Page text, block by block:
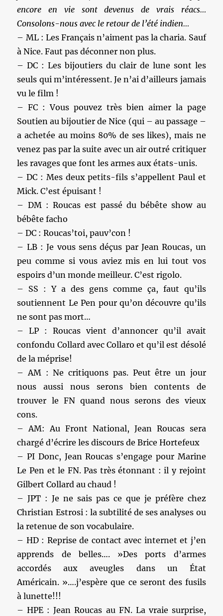
encore en vie sont devenus de vrais réacs…
Consolons-nous avec le retour de l’été indien…
– ML : Les Français n’aiment pas la charia. Sauf
à Nice. Faut pas déconner non plus.
– DC : Les bijoutiers du clair de lune sont les
seuls qui m’intéressent. Je n’ai d’ailleurs jamais
vu le film !
– FC : Vous pouvez très bien aimer la page
Soutien au bijoutier de Nice (qui – au passage –
a achetée au moins 80% de ses likes), mais ne
venez pas par la suite avec un air outré critiquer
les ravages que font les armes aux états-unis.
– DC : Mes deux petits-fils s’appellent Paul et
Mick. C’est épuisant !
– DM : Roucas est passé du bébête show au
bébête facho
– DC : Roucas’toi, pauv’con !
– LB : Je vous sens déçus par Jean Roucas, un
peu comme si vous aviez mis en lui tout vos
espoirs d’un monde meilleur. C’est rigolo.
– SS : Y a des gens comme ça, faut qu’ils
soutiennent Le Pen pour qu’on découvre qu’ils
ne sont pas mort…
– LP : Roucas vient d’annoncer qu’il avait
confondu Collard avec Collaro et qu’il est désolé
de la méprise!
– AM : Ne critiquons pas. Peut être un jour
nous aussi nous serons bien contents de
trouver le FN quand nous serons des vieux
cons.
– AM: Au Front National, Jean Roucas sera
chargé d’écrire les discours de Brice Hortefeux
– PI Donc, Jean Roucas s’engage pour Marine
Le Pen et le FN. Pas très étonnant : il y rejoint
Gilbert Collard au chaud !
– JPT : Je ne sais pas ce que je préfère chez
Christian Estrosi : la subtilité de ses analyses ou
la retenue de son vocabulaire.
– HD : Reprise de contact avec internet et j’en
apprends de belles…. »Des ports d’armes
accordés aux aveugles dans un État
Américain. »….j’espère que ce seront des fusils
à lunette!!!
– HPE : Jean Roucas au FN. La vraie surprise,